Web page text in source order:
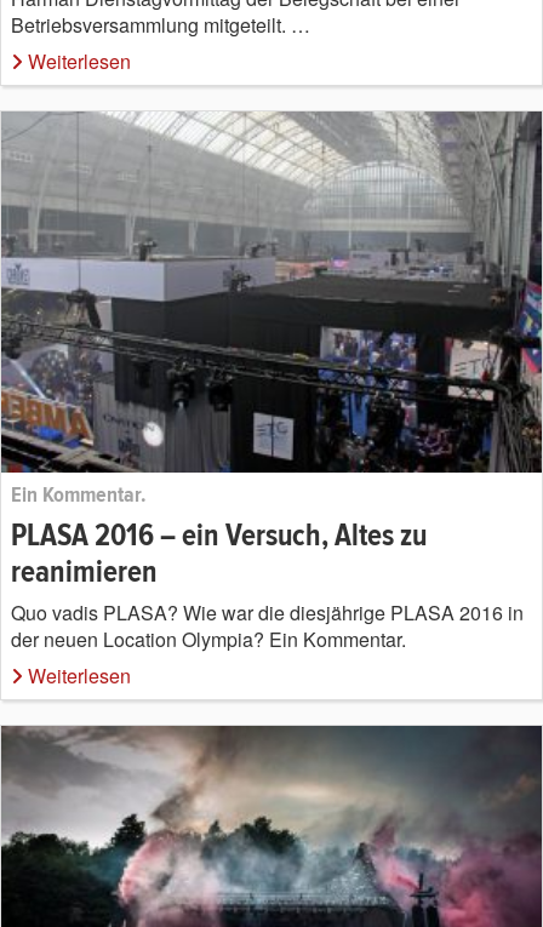
Betriebsversammlung mitgeteilt. …
Weiterlesen
Ein Kommentar.
PLASA 2016 – ein Versuch, Altes zu
reanimieren
Quo vadis PLASA? Wie war die diesjährige PLASA 2016 in
der neuen Location Olympia? Ein Kommentar.
Weiterlesen